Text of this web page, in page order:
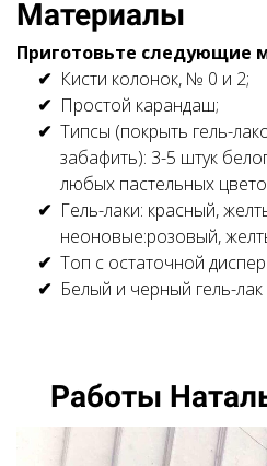
Материалы
Приготовьте следующие
Кисти колонок, № 0 и 2;
Простой карандаш;
Типсы (покрыть гель-
забафить): 3-5 штук
любых пастельных
Гель-лаки: красный,
неоновые:розовый,
Топ с остаточной
Белый и черный гель-лак
Работы